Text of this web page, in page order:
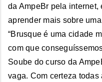
da AmpeBr pela internet,
aprender mais sobre
“Brusque é uma cidade
com que
Soube do curso da
vaga. Com certeza